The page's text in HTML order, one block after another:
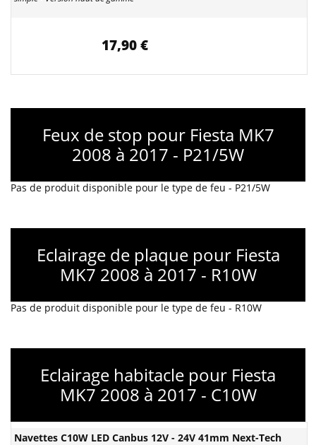
17,90 €
Feux de stop pour Fiesta MK7
2008 à 2017 - P21/5W
Pas de produit disponible pour le type de feu - P21/5W
Eclairage de plaque pour Fiesta
MK7 2008 à 2017 - R10W
Pas de produit disponible pour le type de feu - R10W
Eclairage habitacle pour Fiesta
MK7 2008 à 2017 - C10W
Navettes C10W LED Canbus 12V - 24V 41mm Next-Tech